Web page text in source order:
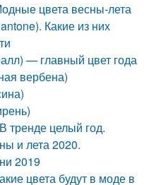
цвета весны-лета
Какие из них
— главный цвет года
вербена)
тренде целый год.
и лета 2020.
2019
цвета будут в моде в